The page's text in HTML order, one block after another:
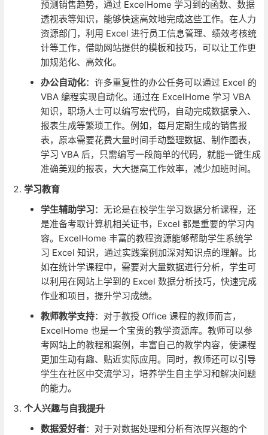
预测销售趋势，通过 ExcelHome 学习到的函数、数据
透视表等知识，能够快速高效地完成这些工作。在人力
资源部门，利用 Excel 进行员工信息管理、绩效考核统
计等工作，借助网站提供的模板和技巧，可以让工作更
加规范化、高效化。
办公自动化：许多重复性的办公任务可以通过 Excel 的
VBA 编程实现自动化。通过在 ExcelHome 学习 VBA
知识，职场人士可以编写宏代码，自动完成数据录入、
报表生成等繁琐工作。例如，每月定期生成的销售报
表，原本需要花费大量时间手动整理数据、制作图表，
学习 VBA 后，只需编写一段简单的代码，就能一键生成
准确美观的报表，大大提高工作效率，减少加班时间。
学习教育
学生辅助学习：无论是在校学生学习数据分析课程，还
是准备考取计算机相关证书，Excel 都是重要的学习内
容。ExcelHome 丰富的教程资源能够帮助学生系统学
习 Excel 知识，通过实践案例加深对知识点的理解。比
如在统计学课程中，需要对大量数据进行分析，学生可
以利用在网站上学到的 Excel 数据分析技巧，快速完成
作业和项目，提升学习成绩。
教师教学支持：对于教授 Office 课程的教师而言，
ExcelHome 也是一个宝贵的教学资源库。教师可以参
考网站上的教程和案例，丰富自己的教学内容，使课程
更加生动有趣、贴近实际应用。同时，教师还可以引导
学生在社区中交流学习，培养学生自主学习和解决问题
的能力。
个人兴趣与自我提升
数据爱好者：对于对数据处理和分析有浓厚兴趣的个